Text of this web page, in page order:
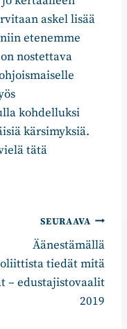
askel lisää
etenemme
nostettava
kohdelluksi
kärsimyksiä.
tätä
SEURAAVA
Äänestämällä
tiedät mitä
– edustajistovaalit
2019